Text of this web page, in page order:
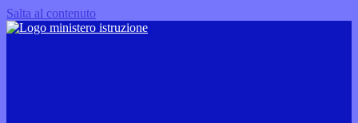
Salta al contenuto